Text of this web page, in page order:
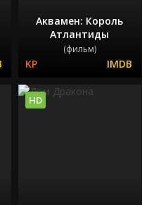
Аквамен: Король
Атлантиды
(фильм)
HD